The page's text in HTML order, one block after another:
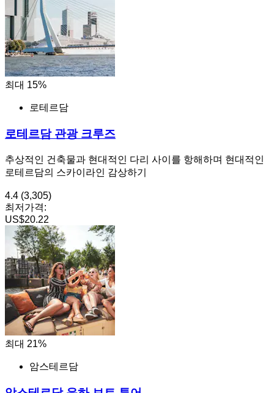
최대 15%
로테르담
로테르담 관광 크루즈
추상적인 건축물과 현대적인 다리 사이를 항해하며 현대적인
로테르담의 스카이라인 감상하기
4.4 (3,305)
최저가격:
US$20.22
최대 21%
암스테르담